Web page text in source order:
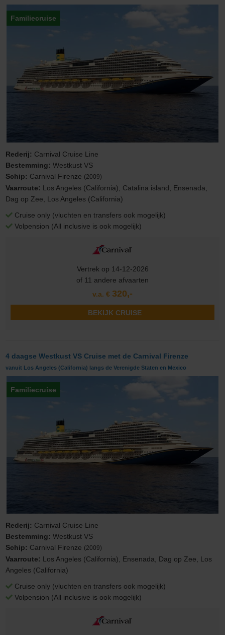
Familiecruise
Rederij: Carnival Cruise Line
Bestemming:Westkust VS
Schip: Carnival Firenze (2009)
Vaarroute: Los Angeles (California), Catalina island, Ensenada,
Dag op Zee, Los Angeles (California)
Cruise only (vluchten en transfers ook mogelijk)
Volpension (All inclusive is ook mogelijk)
Vertrek op 14-12-2026
of 11 andere afvaarten
v.a. € 320,-
BEKIJK CRUISE
4 daagse Westkust VS Cruise met de Carnival Firenze
vanuit Los Angeles (California) langs de Verenigde Staten en Mexico
Familiecruise
Rederij: Carnival Cruise Line
Bestemming:Westkust VS
Schip: Carnival Firenze (2009)
Vaarroute: Los Angeles (California), Ensenada, Dag op Zee, Los
Angeles (California)
Cruise only (vluchten en transfers ook mogelijk)
Volpension (All inclusive is ook mogelijk)